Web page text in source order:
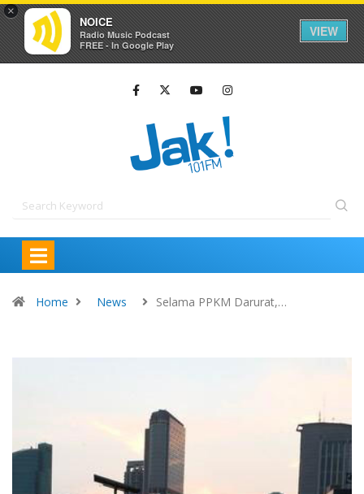
×
NOICE
Radio Music Podcast
FREE - In Google Play
VIEW
Home News Selama PPKM Darurat,…